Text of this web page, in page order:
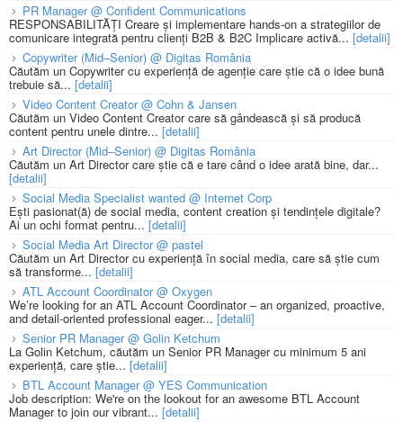
PR Manager @ Confident Communications
RESPONSABILITĂȚI Creare și implementare hands-on a strategiilor de
comunicare integrată pentru clienți B2B & B2C Implicare activă... [detalii]
Copywriter (Mid–Senior) @ Digitas România
Căutăm un Copywriter cu experiență de agenție care știe că o idee bună
trebuie să... [detalii]
Video Content Creator @ Cohn & Jansen
Căutăm un Video Content Creator care să gândească și să producă
content pentru unele dintre... [detalii]
Art Director (Mid–Senior) @ Digitas România
Căutăm un Art Director care știe că e tare când o idee arată bine, dar...
[detalii]
Social Media Specialist wanted @ Internet Corp
Ești pasionat(ă) de social media, content creation și tendințele digitale?
Ai un ochi format pentru... [detalii]
Social Media Art Director @ pastel
Căutăm un Art Director cu experiență în social media, care să știe cum
să transforme... [detalii]
ATL Account Coordinator @ Oxygen
We’re looking for an ATL Account Coordinator – an organized, proactive,
and detail-oriented professional eager... [detalii]
Senior PR Manager @ Golin Ketchum
La Golin Ketchum, căutăm un Senior PR Manager cu minimum 5 ani
experiență, care știe... [detalii]
BTL Account Manager @ YES Communication
Job description: We're on the lookout for an awesome BTL Account
Manager to join our vibrant... [detalii]